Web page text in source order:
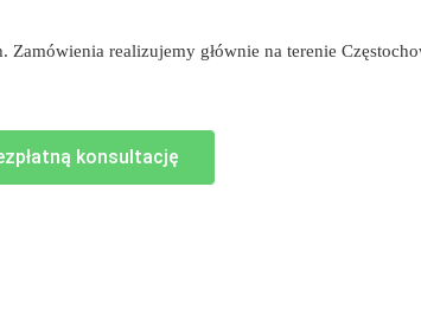
realizujemy głównie na terenie
konsultację